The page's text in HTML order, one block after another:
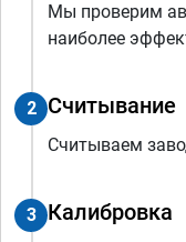
Мы проверим
наиболее
2 Считывание
Считываем
3 Калибровка